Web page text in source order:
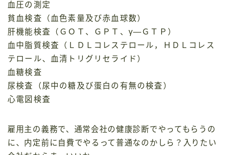
血圧の測定
貧血検査（血色素量及び赤血球数）
肝機能検査（ＧＯＴ、ＧＰＴ、γ―ＧＴＰ）
血中脂質検査（ＬＤＬコレステロール，ＨＤＬコレス
テロール、血清トリグリセライド）
血糖検査
尿検査（尿中の糖及び蛋白の有無の検査）
心電図検査
雇用主の義務で、通常会社の健康診断でやってもらうの
に、内定前に自費でやるって普通なのかしら？入りたい